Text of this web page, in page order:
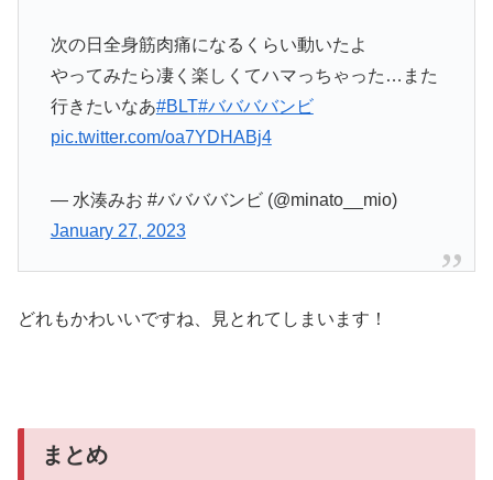
次の日全身筋肉痛になるくらい動いたよ
やってみたら凄く楽しくてハマっちゃった…また
行きたいなあ#BLT#ババババンビ
pic.twitter.com/oa7YDHABj4
— 水湊みお #ババババンビ (@minato__mio)
January 27, 2023
どれもかわいいですね、見とれてしまいます！
まとめ